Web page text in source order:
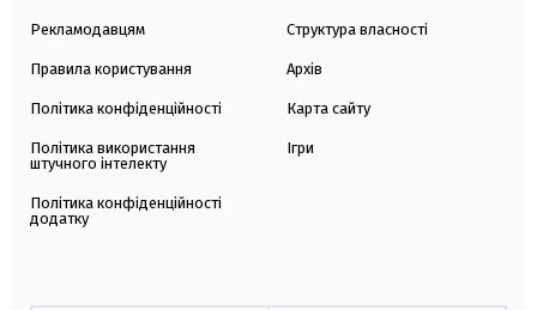
Рекламодавцям
Правила користування
Політика конфіденційності
Політика використання
штучного інтелекту
Політика конфіденційності
додатку
Структура власності
Архів
Карта сайту
Ігри